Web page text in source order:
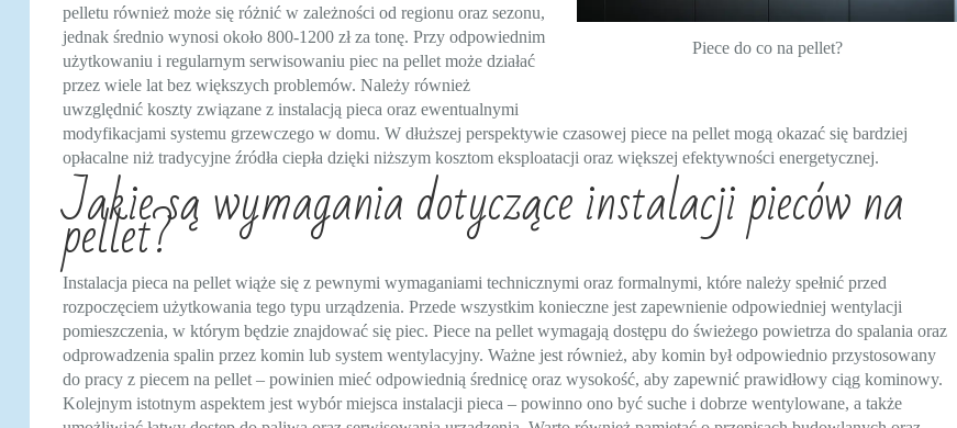
Piece do co na pellet?
pelletu również może się różnić w zależności od regionu oraz sezonu,
jednak średnio wynosi około 800-1200 zł za tonę. Przy odpowiednim
użytkowaniu i regularnym serwisowaniu piec na pellet może działać
przez wiele lat bez większych problemów. Należy również
uwzględnić koszty związane z instalacją pieca oraz ewentualnymi
modyfikacjami systemu grzewczego w domu. W dłuższej perspektywie czasowej piece na pellet mogą okazać się bardziej
opłacalne niż tradycyjne źródła ciepła dzięki niższym kosztom eksploatacji oraz większej efektywności energetycznej.
Jakie są wymagania dotyczące instalacji pieców na
pellet?
Instalacja pieca na pellet wiąże się z pewnymi wymaganiami technicznymi oraz formalnymi, które należy spełnić przed
rozpoczęciem użytkowania tego typu urządzenia. Przede wszystkim konieczne jest zapewnienie odpowiedniej wentylacji
pomieszczenia, w którym będzie znajdować się piec. Piece na pellet wymagają dostępu do świeżego powietrza do spalania oraz
odprowadzenia spalin przez komin lub system wentylacyjny. Ważne jest również, aby komin był odpowiednio przystosowany
do pracy z piecem na pellet – powinien mieć odpowiednią średnicę oraz wysokość, aby zapewnić prawidłowy ciąg kominowy.
Kolejnym istotnym aspektem jest wybór miejsca instalacji pieca – powinno ono być suche i dobrze wentylowane, a także